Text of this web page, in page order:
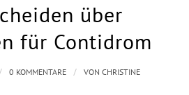
über
für Contidrom
0 KOMMENTARE / VONCHRISTINE